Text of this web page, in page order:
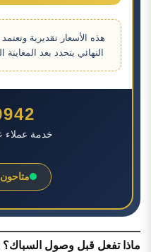
هذه الأسعار تقديرية
النهائي يتحدد بعد
خدمة عملاء
ماذا تفعل قبل وصول